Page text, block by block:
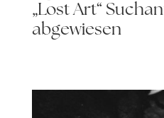
„Lost Art“
abgewiesen